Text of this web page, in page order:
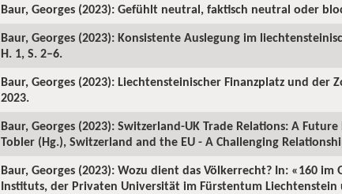
Baur, Georges (2023): Gefühlt neutral, faktisch neutral oder
Baur, Georges (2023): Konsistente Auslegung im
H. 1, S. 2–6.
Baur, Georges (2023): Liechtensteinischer Finanzplatz und
2023.
Baur, Georges (2023): Switzerland-UK Trade Relations: A
Tobler (Hg.), Switzerland and the EU - A Challenging
Baur, Georges (2023): Wozu dient das Völkerrecht? In: «160
Instituts, der Privaten Universität im Fürstentum Liechtenstein